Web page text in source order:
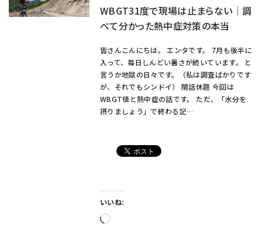
WBGT31度で現場は止まらない｜調
べて分かった熱中症対策の本当
皆さんこんにちは。 エンタです。 7月も後半に
入って、毎日しんどい暑さが続いています。 と
言うか地獄の日々です。（私は調査ばかりです
が、それでもシンドイ） 閑話休題 今回は
WBGT値と熱中症の話です。 ただ、「水分を
摂りましょう」で終わる記…
いいね:
読